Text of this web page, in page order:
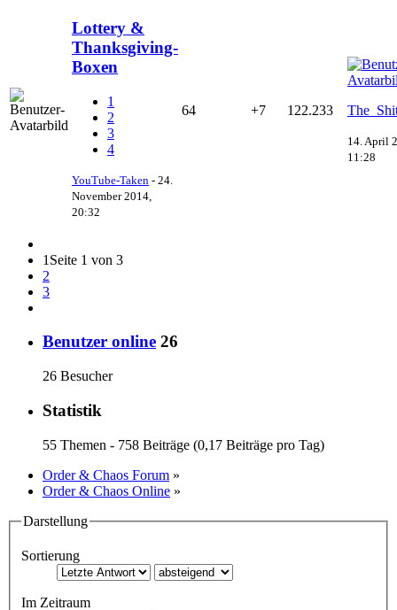
Lottery &
Thanksgiving-
Boxen
1
2
3
4
YouTube-Taken - 24.
November 2014,
20:32
64 +7 122.233
14. April
11:28
1 Seite 1 von 3
2
3
Benutzer online 26
26 Besucher
Statistik
55 Themen - 758 Beiträge (0,17 Beiträge pro Tag)
Order & Chaos Forum »
Order & Chaos Online »
Darstellung
Sortierung
Im Zeitraum